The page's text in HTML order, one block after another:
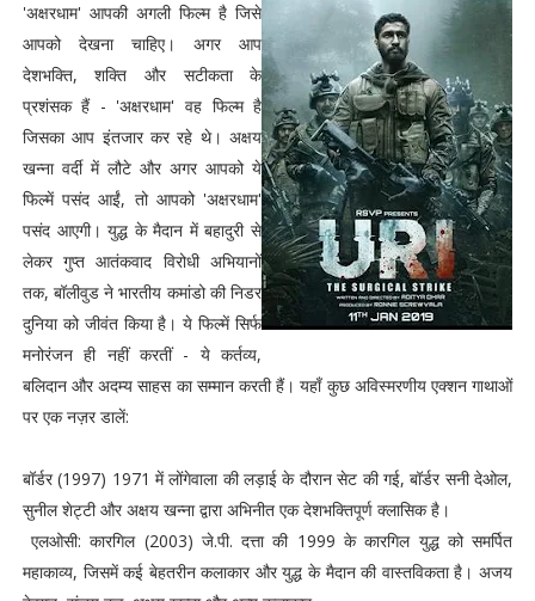
'अक्षरधाम' आपकी अगली फिल्म है जिसे
आपको देखना चाहिए। अगर आप
देशभक्ति, शक्ति और सटीकता के
प्रशंसक हैं - 'अक्षरधाम' वह फिल्म है
जिसका आप इंतजार कर रहे थे। अक्षय
खन्ना वर्दी में लौटे और अगर आपको ये
फिल्में पसंद आईं, तो आपको 'अक्षरधाम'
पसंद आएगी। युद्ध के मैदान में बहादुरी से
लेकर गुप्त आतंकवाद विरोधी अभियानों
तक, बॉलीवुड ने भारतीय कमांडो की निडर
दुनिया को जीवंत किया है। ये फिल्में सिर्फ
मनोरंजन ही नहीं करतीं - ये कर्तव्य,
बलिदान और अदम्य साहस का सम्मान करती हैं। यहाँ कुछ अविस्मरणीय एक्शन गाथाओं
पर एक नज़र डालें:
बॉर्डर (1997) 1971 में लोंगेवाला की लड़ाई के दौरान सेट की गई, बॉर्डर सनी देओल,
सुनील शेट्टी और अक्षय खन्ना द्वारा अभिनीत एक देशभक्तिपूर्ण क्लासिक है।
एलओसी: कारगिल (2003) जे.पी. दत्ता की 1999 के कारगिल युद्ध को समर्पित
महाकाव्य, जिसमें कई बेहतरीन कलाकार और युद्ध के मैदान की वास्तविकता है। अजय